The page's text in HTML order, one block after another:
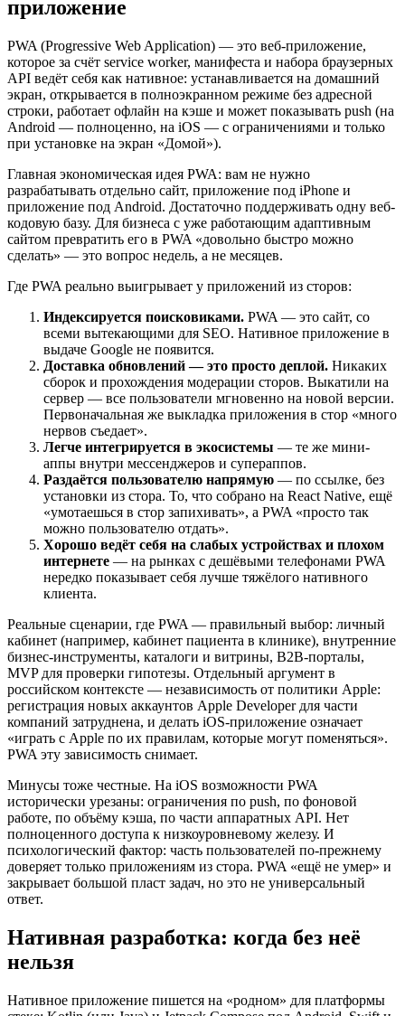
приложение
PWA (Progressive Web Application) — это веб-приложение,
которое за счёт service worker, манифеста и набора браузерных
API ведёт себя как нативное: устанавливается на домашний
экран, открывается в полноэкранном режиме без адресной
строки, работает офлайн на кэше и может показывать push (на
Android — полноценно, на iOS — с ограничениями и только
при установке на экран «Домой»).
Главная экономическая идея PWA: вам не нужно
разрабатывать отдельно сайт, приложение под iPhone и
приложение под Android. Достаточно поддерживать одну веб-
кодовую базу. Для бизнеса с уже работающим адаптивным
сайтом превратить его в PWA «довольно быстро можно
сделать» — это вопрос недель, а не месяцев.
Где PWA реально выигрывает у приложений из сторов:
Индексируется поисковиками. PWA — это сайт, со
всеми вытекающими для SEO. Нативное приложение в
выдаче Google не появится.
Доставка обновлений — это просто деплой. Никаких
сборок и прохождения модерации сторов. Выкатили на
сервер — все пользователи мгновенно на новой версии.
Первоначальная же выкладка приложения в стор «много
нервов съедает».
Легче интегрируется в экосистемы — те же мини-
аппы внутри мессенджеров и супераппов.
Раздаётся пользователю напрямую — по ссылке, без
установки из стора. То, что собрано на React Native, ещё
«умотаешься в стор запихивать», а PWA «просто так
можно пользователю отдать».
Хорошо ведёт себя на слабых устройствах и плохом
интернете — на рынках с дешёвыми телефонами PWA
нередко показывает себя лучше тяжёлого нативного
клиента.
Реальные сценарии, где PWA — правильный выбор: личный
кабинет (например, кабинет пациента в клинике), внутренние
бизнес-инструменты, каталоги и витрины, B2B-порталы,
MVP для проверки гипотезы. Отдельный аргумент в
российском контексте — независимость от политики Apple:
регистрация новых аккаунтов Apple Developer для части
компаний затруднена, и делать iOS-приложение означает
«играть с Apple по их правилам, которые могут поменяться».
PWA эту зависимость снимает.
Минусы тоже честные. На iOS возможности PWA
исторически урезаны: ограничения по push, по фоновой
работе, по объёму кэша, по части аппаратных API. Нет
полноценного доступа к низкоуровневому железу. И
психологический фактор: часть пользователей по-прежнему
доверяет только приложениям из стора. PWA «ещё не умер» и
закрывает большой пласт задач, но это не универсальный
ответ.
Нативная разработка: когда без неё
нельзя
Нативное приложение пишется на «родном» для платформы